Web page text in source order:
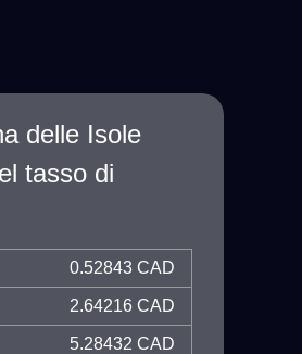
delle Isole
tasso di
0.52843 CAD
2.64216 CAD
5.28432 CAD